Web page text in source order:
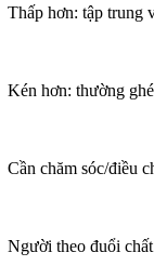
Thấp hơn: tập trung
Kén hơn: thường
Cần chăm sóc/điều
Người theo đuổi